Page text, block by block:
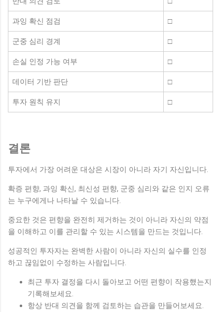
과잉 확신 점검 □
군중 심리 경계 □
손실 인정 가능 여부 □
데이터 기반 판단 □
투자 원칙 유지 □
결론
투자에서 가장 어려운 대상은 시장이 아니라 자기 자신입니다.
확증 편향, 과잉 확신, 최신성 편향, 군중 심리와 같은 인지 오류
는 누구에게나 나타날 수 있습니다.
중요한 것은 편향을 완전히 제거하는 것이 아니라 자신의 약점
을 이해하고 이를 관리할 수 있는 시스템을 만드는 것입니다.
성공적인 투자자는 완벽한 사람이 아니라 자신의 실수를 인정
하고 끊임없이 수정하는 사람입니다.
최근 투자 결정을 다시 돌아보고 어떤 편향이 작용했는지
기록해보세요.
항상 반대 의견을 함께 검토하는 습관을 만들어보세요.